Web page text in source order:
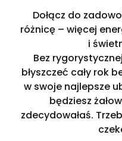
Dołącz do
różnicę – więcej
i
Bez
błyszczeć cały rok
w swoje najlepsze
będziesz
zdecydowałaś.